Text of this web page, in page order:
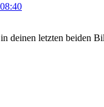
deinen letzten beiden